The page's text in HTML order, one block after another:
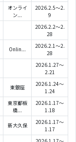
オンライ
ン...
2026.2.5～2.
9
2026.2.2～2.
28
Onlin...
2026.2.1～2.
28
2026.1.27～
2.21
東銀座
2026.1.24～
1.24
東京都板
橋...
2026.1.17～
1.18
新大久保
2026.1.17～
1.17